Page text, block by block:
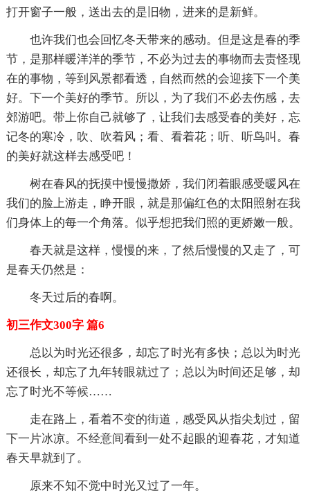
打开窗子一般，送出去的是旧物，进来的是新鲜。
也许我们也会回忆冬天带来的感动。但是这是春的季
节，是那样暖洋洋的季节，不必为过去的事物而去责怪现
在的事物，等到风景都看透，自然而然的会迎接下一个美
好。下一个美好的季节。所以，为了我们不必去伤感，去
郊游吧。带上你自己就够了，让我们去感受春的美好，忘
记冬的寒冷，吹、吹着风；看、看着花；听、听鸟叫。春
的美好就这样去感受吧！
树在春风的抚摸中慢慢撒娇，我们闭着眼感受暖风在
我们的脸上游走，睁开眼，就是那偏红色的太阳照射在我
们身体上的每一个角落。似乎想把我们照的更娇嫩一般。
春天就是这样，慢慢的来，了然后慢慢的又走了，可
是春天仍然是：
冬天过后的春啊。
初三作文300字 篇6
总以为时光还很多，却忘了时光有多快；总以为时光
还很长，却忘了九年转眼就过了；总以为时间还足够，却
忘了时光不等候……
走在路上，看着不变的街道，感受风从指尖划过，留
下一片冰凉。不经意间看到一处不起眼的迎春花，才知道
春天早就到了。
原来不知不觉中时光又过了一年。